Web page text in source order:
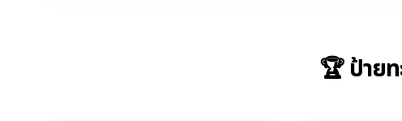
🏆 ป้าย